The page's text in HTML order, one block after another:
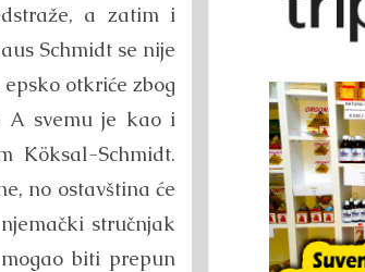
a zatim i
Schmidt se nije
otkriće zbog
A svemu je kao i
Köksal-Schmidt.
no ostavština će
stručnjak
biti prepun